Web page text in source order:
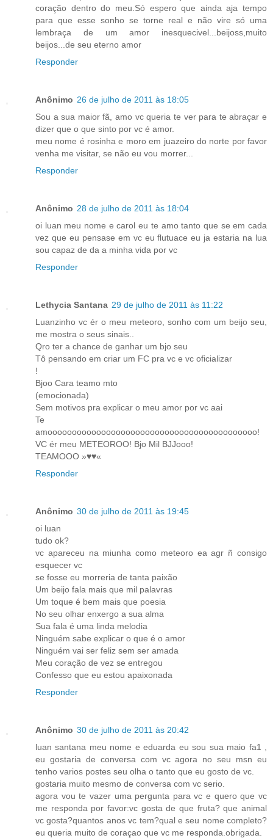
coração dentro do meu.Só espero que ainda aja tempo
para que esse sonho se torne real e não vire só uma
lembraça de um amor inesquecivel...beijoss,muito
beijos...de seu eterno amor
Responder
Anônimo 26 de julho de 2011 às 18:05
Sou a sua maior fã, amo vc queria te ver para te abraçar e
dizer que o que sinto por vc é amor.
meu nome é rosinha e moro em juazeiro do norte por favor
venha me visitar, se não eu vou morrer...
Responder
Anônimo 28 de julho de 2011 às 18:04
oi luan meu nome e carol eu te amo tanto que se em cada
vez que eu pensase em vc eu flutuace eu ja estaria na lua
sou capaz de da a minha vida por vc
Responder
Lethycia Santana 29 de julho de 2011 às 11:22
Luanzinho vc ér o meu meteoro, sonho com um beijo seu,
me mostra o seus sinais..
Qro ter a chance de ganhar um bjo seu
Tô pensando em criar um FC pra vc e vc oficializar
!
Bjoo Cara teamo mto
(emocionada)
Sem motivos pra explicar o meu amor por vc aai
Te
amooooooooooooooooooooooooooooooooooooooooooo!
VC ér meu METEOROO! Bjo Mil BJJooo!
TEAMOOO »♥♥«
Responder
Anônimo 30 de julho de 2011 às 19:45
oi luan
tudo ok?
vc apareceu na miunha como meteoro ea agr ñ consigo
esquecer vc
se fosse eu morreria de tanta paixão
Um beijo fala mais que mil palavras
Um toque é bem mais que poesia
No seu olhar enxergo a sua alma
Sua fala é uma linda melodia
Ninguém sabe explicar o que é o amor
Ninguém vai ser feliz sem ser amada
Meu coração de vez se entregou
Confesso que eu estou apaixonada
Responder
Anônimo 30 de julho de 2011 às 20:42
luan santana meu nome e eduarda eu sou sua maio fa1 ,
eu gostaria de conversa com vc agora no seu msn eu
tenho varios postes seu olha o tanto que eu gosto de vc.
gostaria muito mesmo de conversa com vc serio.
agora vou te vazer uma pergunta para vc e quero que vc
me responda por favor:vc gosta de que fruta? que animal
vc gosta?quantos anos vc tem?qual e seu nome completo?
eu queria muito de coraçao que vc me responda.obrigada.